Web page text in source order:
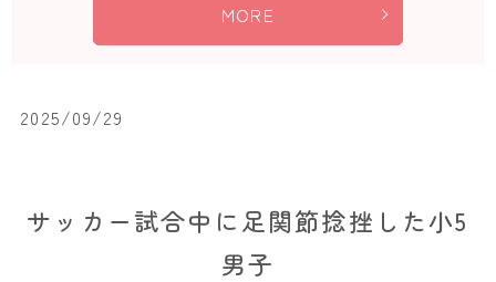
MORE
2025/09/29
サッカー試合中に足関節捻挫した小5
男子